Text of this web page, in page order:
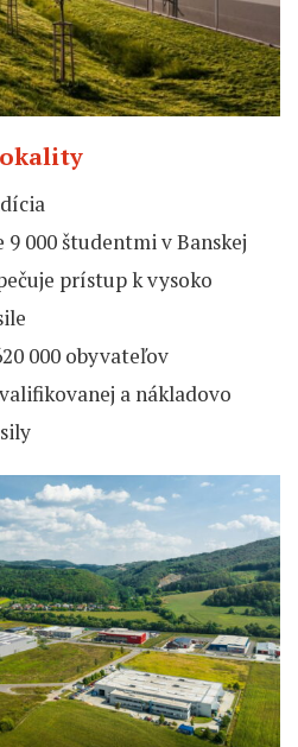
000 študentmi v Banskej
prístup k vysoko
000 obyvateľov
a nákladovo